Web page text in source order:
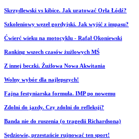
Skrzydlewski vs kibice. Jak uratować Orła Łódź?
Szkoleniowy węzeł gordyjski. Jak wyjść z impasu?
Ćwierć wieku na motocyklu - Rafał Okoniewski
Ranking wszech czasów żużlowych MŚ
Z innej beczki. Żużlowa Nowa Akwitania
Wolny wybór dla najlepszych!
Fajna festyniarska formuła. IMP po nowemu
Zdolni do jazdy. Czy zdolni do refleksji?
Banda nie do ruszenia (o tragedii Richardsona)
Sędziowie, przestańcie rujnować ten sport!